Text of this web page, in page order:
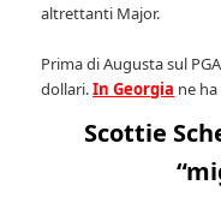
altrettanti Major.
Prima di Augusta sul
dollari.In Georgia ne
Scottie